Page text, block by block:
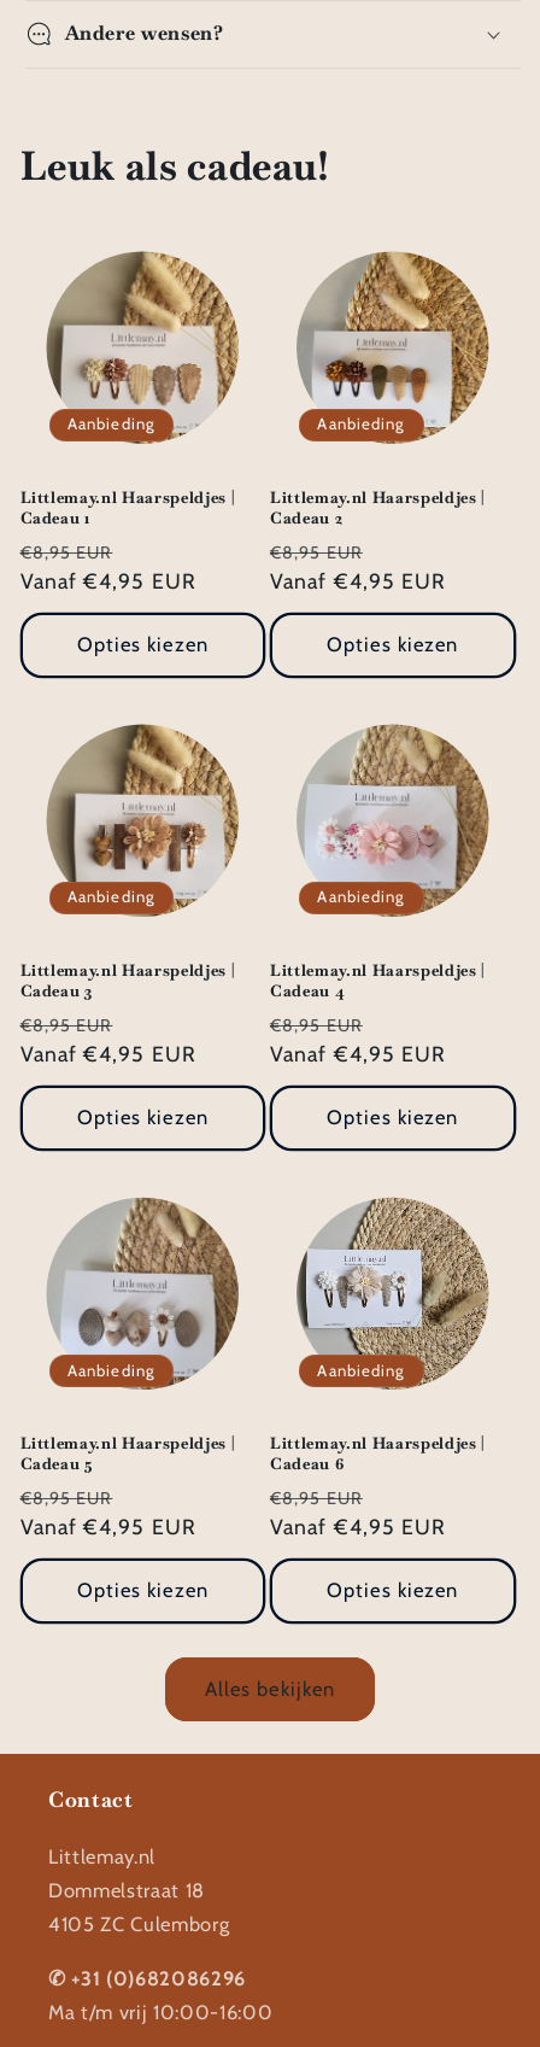
Andere wensen?
Leuk als cadeau!
Aanbieding
Littlemay.nl Haarspeldjes |
Cadeau 1
Normale
prijs
€8,95 EUR
Aanbiedingsprijs
Vanaf €4,95 EUR
Opties kiezen
Aanbieding
Littlemay.nl Haarspeldjes |
Cadeau 2
Normale
prijs
€8,95 EUR
Vanaf €4,95 EUR
Opties kiezen
Aanbieding
Littlemay.nl Haarspeldjes |
Cadeau 3
Normale
prijs
€8,95 EUR
Aanbiedingsprijs
Vanaf €4,95 EUR
Opties kiezen
Aanbieding
Littlemay.nl Haarspeldjes |
Cadeau 4
Normale
prijs
€8,95 EUR
Vanaf €4,95 EUR
Opties kiezen
Aanbieding
Littlemay.nl Haarspeldjes |
Cadeau 5
Normale
prijs
€8,95 EUR
Aanbiedingsprijs
Vanaf €4,95 EUR
Opties kiezen
Aanbieding
Littlemay.nl Haarspeldjes |
Cadeau 6
Normale
prijs
€8,95 EUR
Vanaf €4,95 EUR
Opties kiezen
Alles bekijken
Contact
Littlemay.nl
Dommelstraat 18
4105 ZC Culemborg
✆ +31 (0)682086296
Ma t/m vrij 10:00-16:00